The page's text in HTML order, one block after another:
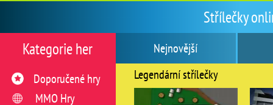
Střílečky
Nejnovější
Legendární střílečky
Kategorie her
Doporučené hry
MMO Hry